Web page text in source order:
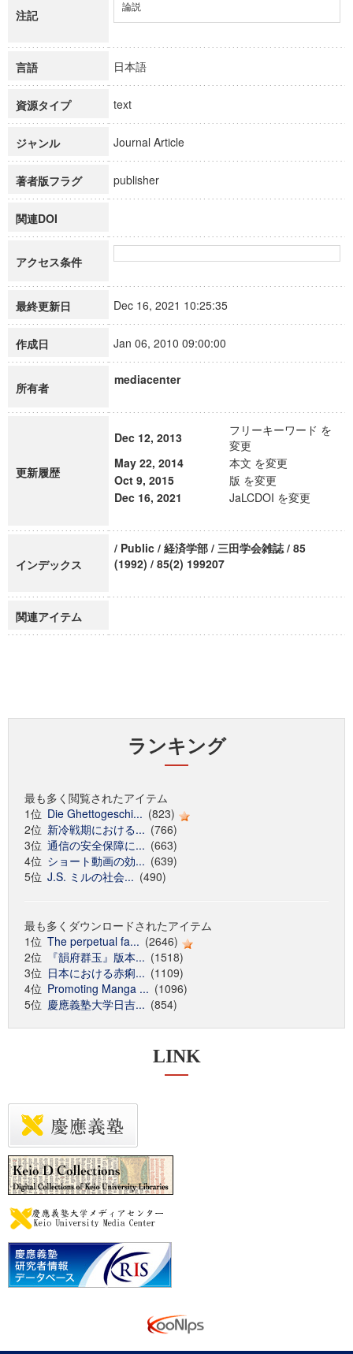
注記
論説
言語 日本語
資源タイプ text
ジャンル Journal Article
著者版フラグ publisher
関連DOI
アクセス条件
最終更新日 Dec 16, 2021 10:25:35
作成日 Jan 06, 2010 09:00:00
所有者
mediacenter
更新履歴
Dec 12, 2013
フリーキーワード を
変更
May 22, 2014
本文 を変更
Oct 9, 2015
版 を変更
Dec 16, 2021
JaLCDOI を変更
インデックス
/ Public / 経済学部 / 三田学会雑誌 / 85
(1992) / 85(2) 199207
関連アイテム
ランキング
最も多く閲覧されたアイテム
1位 Die Ghettogeschi... (823)
2位 新冷戦期における... (766)
3位 通信の安全保障に... (663)
4位 ショート動画の効... (639)
5位 J.S. ミルの社会... (490)
最も多くダウンロードされたアイテム
1位 The perpetual fa... (2646)
2位
『韻府群玉』版本... (1518)
3位 日本における赤痢... (1109)
4位 Promoting Manga ... (1096)
5位 慶應義塾大学日吉... (854)
LINK